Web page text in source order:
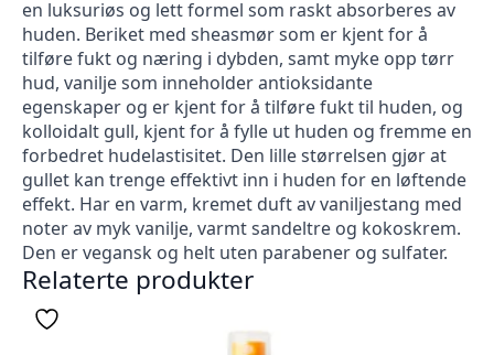
en luksuriøs og lett formel som raskt absorberes av
huden. Beriket med sheasmør som er kjent for å
tilføre fukt og næring i dybden, samt myke opp tørr
hud, vanilje som inneholder antioksidante
egenskaper og er kjent for å tilføre fukt til huden, og
kolloidalt gull, kjent for å fylle ut huden og fremme en
forbedret hudelastisitet. Den lille størrelsen gjør at
gullet kan trenge effektivt inn i huden for en løftende
effekt. Har en varm, kremet duft av vaniljestang med
noter av myk vanilje, varmt sandeltre og kokoskrem.
Den er vegansk og helt uten parabener og sulfater.
Relaterte produkter